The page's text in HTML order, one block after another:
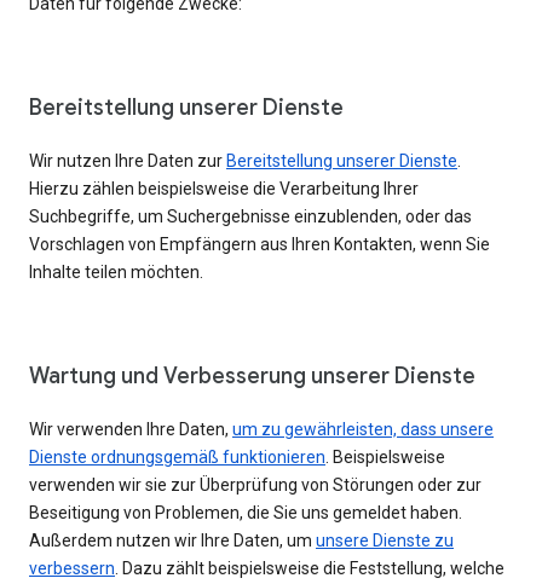
Bereitstellung unserer Dienste
Wir nutzen Ihre Daten zur Bereitstellung unserer Dienste
Hierzu zählen beispielsweise die Verarbeitung Ihrer
Suchbegriffe, um Suchergebnisse einzublenden, oder das
Vorschlagen von Empfängern aus Ihren Kontakten, wenn Sie
Inhalte teilen möchten.
Wartung und Verbesserung unserer Dienste
Wir verwenden Ihre Daten, um zu gewährleisten, dass unsere
Dienste ordnungsgemäß funktionieren . Beispielsweise
verwenden wir sie zur Überprüfung von Störungen oder zur
Beseitigung von Problemen, die Sie uns gemeldet haben.
Außerdem nutzen wir Ihre Daten, um unsere Dienste zu
verbessern . Dazu zählt beispielsweise die Feststellung, welche